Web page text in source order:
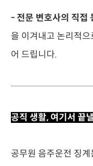
- 전문 변호사의 직접
을 이겨내고 논리적
어 드립니다.
공직 생활, 여기서 끝
공무원 음주운전 징